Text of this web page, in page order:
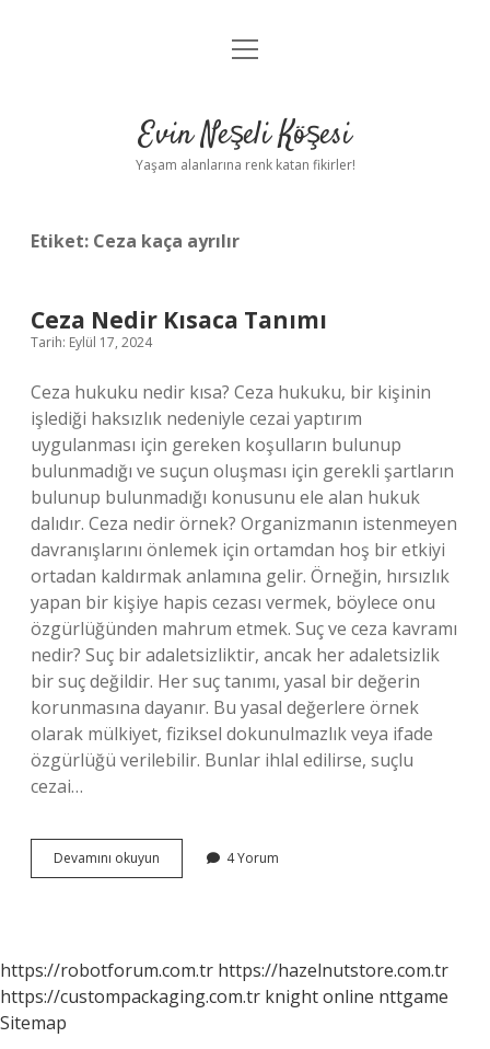
Anasayfa
Yasal Uyarı
menüyü
Evin Neşeli Köşesi
Yaşam alanlarına renk katan fikirler!
Etiket: Ceza kaça ayrılır
Ceza Nedir Kısaca Tanımı
Tarih: Eylül 17, 2024
Ceza hukuku nedir kısa? Ceza hukuku, bir kişinin
işlediği haksızlık nedeniyle cezai yaptırım
uygulanması için gereken koşulların bulunup
bulunmadığı ve suçun oluşması için gerekli şartların
bulunup bulunmadığı konusunu ele alan hukuk
dalıdır. Ceza nedir örnek? Organizmanın istenmeyen
davranışlarını önlemek için ortamdan hoş bir etkiyi
ortadan kaldırmak anlamına gelir. Örneğin, hırsızlık
yapan bir kişiye hapis cezası vermek, böylece onu
özgürlüğünden mahrum etmek. Suç ve ceza kavramı
nedir? Suç bir adaletsizliktir, ancak her adaletsizlik
bir suç değildir. Her suç tanımı, yasal bir değerin
korunmasına dayanır. Bu yasal değerlere örnek
olarak mülkiyet, fiziksel dokunulmazlık veya ifade
özgürlüğü verilebilir. Bunlar ihlal edilirse, suçlu
cezai…
Devamını okuyun
Nedir
4 Yorum
https://robotforum.com.tr https://hazelnutstore.com.tr
https://custompackaging.com.tr knight online nttgame
Sitemap